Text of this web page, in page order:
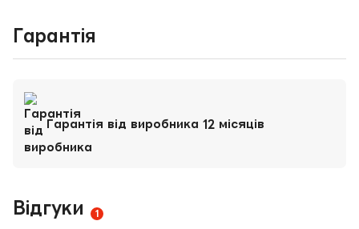
Гарантія
Гарантія від виробника 12 місяців
Відгуки 1